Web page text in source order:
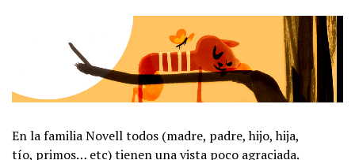
En la familia Novell todos (madre, padre, hijo, hija,
tío, primos… etc) tienen una vista poco agraciada.